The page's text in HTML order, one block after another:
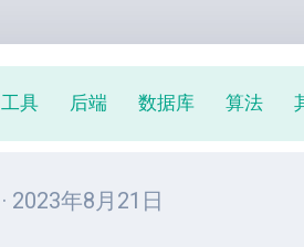
工具 后端 数据库 算法
· 2023年8月21日